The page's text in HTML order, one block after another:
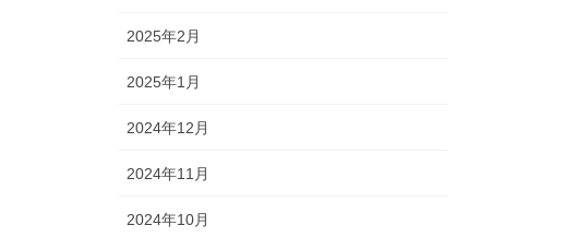
2025年2月
2025年1月
2024年12月
2024年11月
2024年10月